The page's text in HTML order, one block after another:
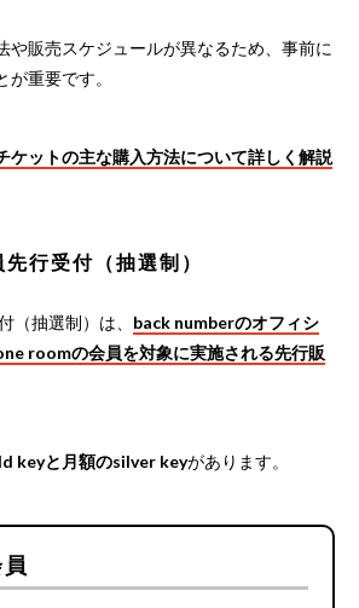
や販売スケジュールが異なるため、事前に
重要です。
ケットの主な購入方法について詳しく解説
行受付（抽選制）
（抽選制）は、 back numberのオフィシ
roomの会員を対象に実施される先行販
keyと月額のsilver keyがあります。